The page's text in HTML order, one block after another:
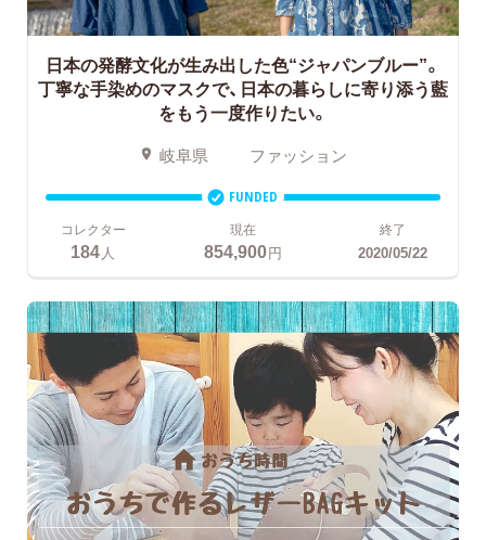
日本の発酵文化が生み出した色“ジャパンブルー”。
丁寧な手染めのマスクで、日本の暮らしに寄り添う藍
をもう一度作りたい。
岐阜県 ファッション
FUNDED
コレクター
184人
現在
854,900円
終了
2020/05/22